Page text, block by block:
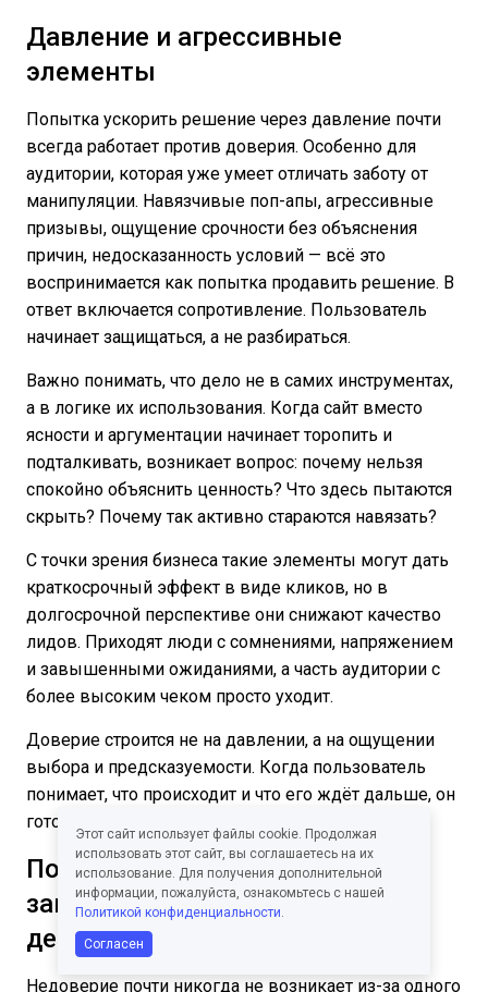
Давление и агрессивные
элементы
Попытка ускорить решение через давление почти
всегда работает против доверия. Особенно для
аудитории, которая уже умеет отличать заботу от
манипуляции. Навязчивые поп-апы, агрессивные
призывы, ощущение срочности без объяснения
причин, недосказанность условий — всё это
воспринимается как попытка продавить решение. В
ответ включается сопротивление. Пользователь
начинает защищаться, а не разбираться.
Важно понимать, что дело не в самих инструментах,
а в логике их использования. Когда сайт вместо
ясности и аргументации начинает торопить и
подталкивать, возникает вопрос: почему нельзя
спокойно объяснить ценность? Что здесь пытаются
скрыть? Почему так активно стараются навязать?
С точки зрения бизнеса такие элементы могут дать
краткосрочный эффект в виде кликов, но в
долгосрочной перспективе они снижают качество
лидов. Приходят люди с сомнениями, напряжением
и завышенными ожиданиями, а часть аудитории с
более высоким чеком просто уходит.
Доверие строится не на давлении, а на ощущении
выбора и предсказуемости. Когда пользователь
понимает, что происходит и что его ждёт дальше, он
готов принимать решение без сопротивления.
Почему проблема редко
заключается только в одной
детали
Недоверие почти никогда не возникает из-за одного
Этот сайт использует файлы cookie. Продолжая
использовать этот сайт, вы соглашаетесь на их
использование. Для получения дополнительной
информации, пожалуйста, ознакомьтесь с нашей
Политикой конфиденциальности.
Согласен